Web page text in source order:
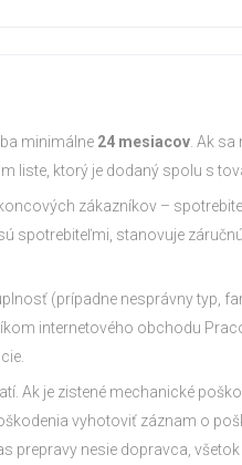
minimálne 24 mesiacov . Ak
liste, ktorý je dodaný spolu s
zákazníkov –
spotrebiteľmi, stanovuje
(prípadne nesprávny typ,
internetového obchodu
Ak je zistené mechanické
vyhotoviť záznam o
nesie dopravca, všetok